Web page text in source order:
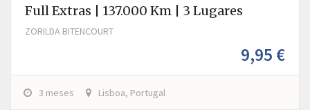
Full Extras | 137.000 Km | 3 Lugares
ZORILDA BITENCOURT
9,95 €
3 meses Lisboa, Portugal